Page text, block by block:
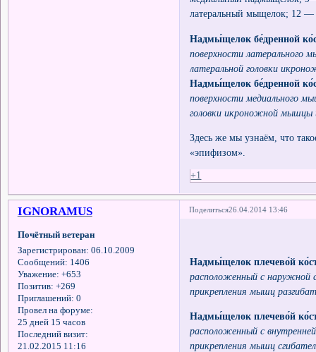
латеральный мыщелок; 12 —
Надмы́щелок бе́дренной
поверхности латерального
латеральной головки
Надмы́щелок бе́дренной
поверхности медиального
головки икроножной мышцы
Здесь же мы узнаём, что
«эпифизом».
+1
Поделиться26.04.2014 13:46
IGNORAMUS
Почётный ветеран
Зарегистрирован: 06.10.2009
Сообщений: 1406
Уважение: +653
Позитив: +269
Приглашений: 0
Провел на форуме:
25 дней 15 часов
Последний визит:
21.02.2015 11:16
Надмы́щелок плечево́й
расположенный с наружной
прикрепления мышц
Надмы́щелок плечево́й
расположенный с
прикрепления мышц